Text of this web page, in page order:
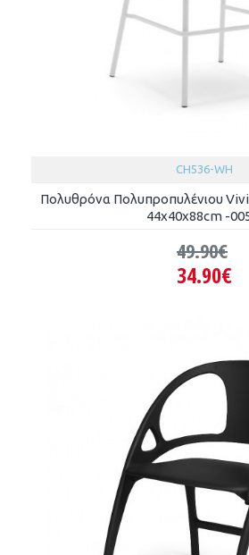
CH536-WH
Πολυθρόνα Πολυπροπυλένιου
44x40x88cm -
34.90€
49.90€